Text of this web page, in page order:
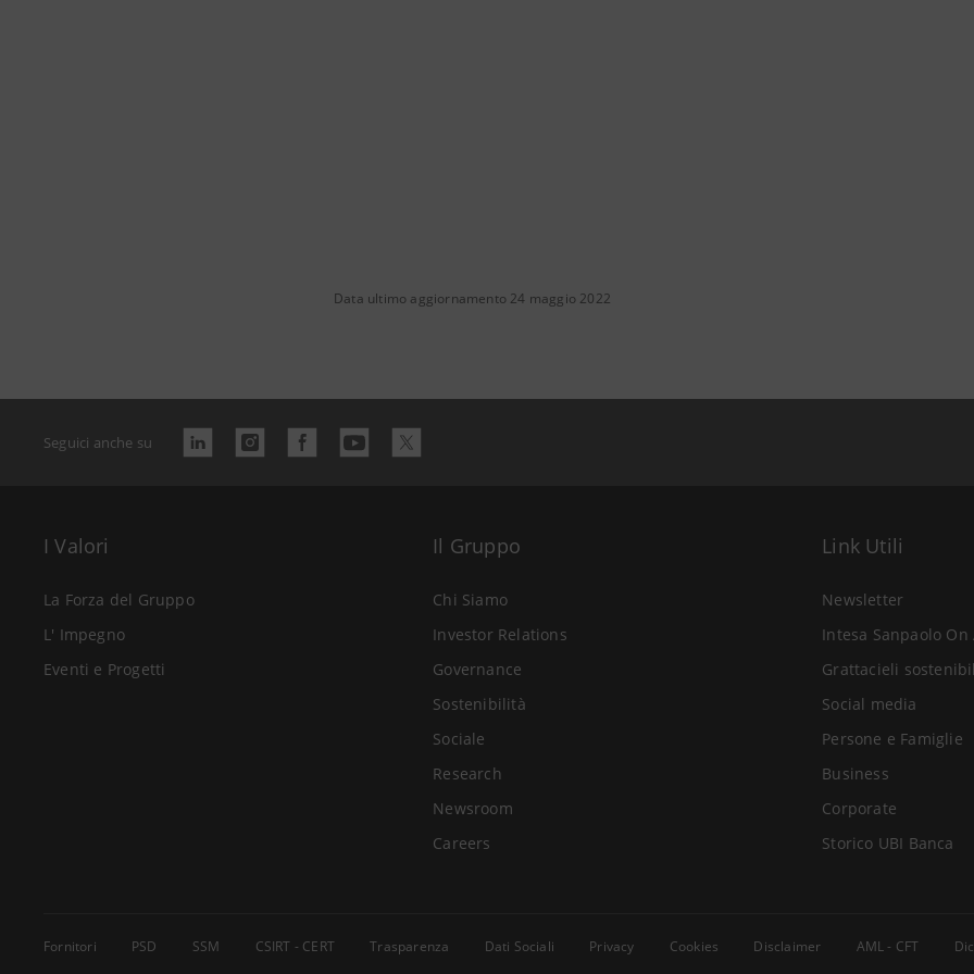
Data ultimo aggiornamento 24 maggio 2022
Seguici anche su
I Valori
La Forza del Gruppo
L' Impegno
Eventi e Progetti
Il Gruppo
Chi Siamo
Investor Relations
Governance
Sostenibilità
Sociale
Research
Newsroom
Careers
Link Utili
Newsletter
Intesa Sanpaolo On
Grattacieli
Social media
Persone e Famiglie
Business
Corporate
Storico UBI Banca
Fornitori PSD SSM CSIRT - CERT Trasparenza Dati Sociali Privacy Cookies Disclaimer AML - CFT